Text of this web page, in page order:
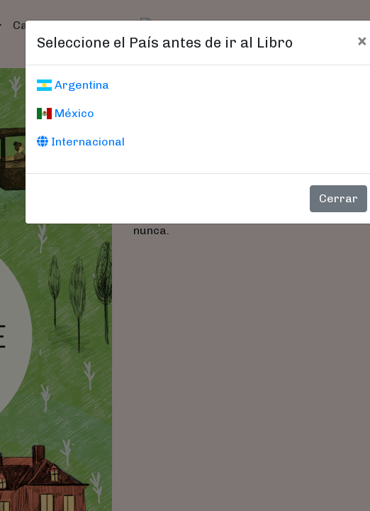
(current)
Catálogo Catálogo
Seleccione el País antes de ir al Libro ×
Argentina
México
Internacional
Cerrar
Nos hallamos ante una novela
una obra que trasciende el
e ideológico. El personaje de Jane
reconocimiento como persona tan
nunca.